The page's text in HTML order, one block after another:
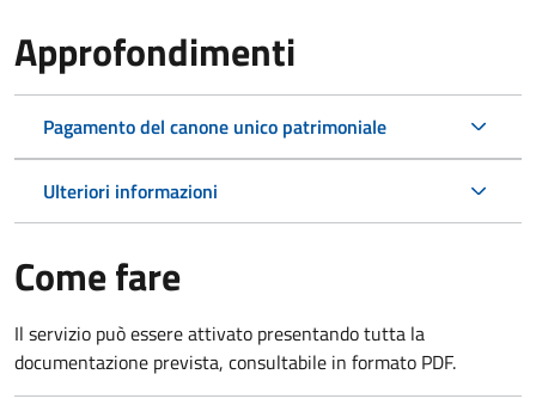
Approfondimenti
Pagamento del canone unico patrimoniale
Ulteriori informazioni
Come fare
Il servizio può essere attivato presentando tutta la
documentazione prevista, consultabile in formato PDF.